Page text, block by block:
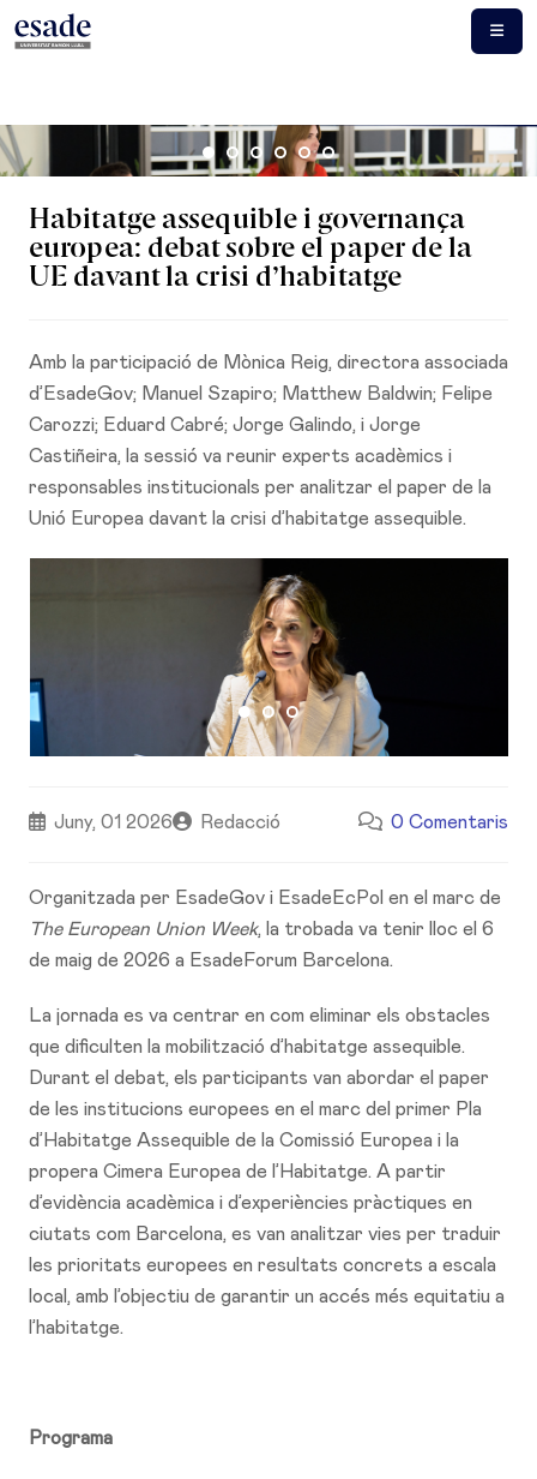
Habitatge assequible i governança
europea: debat sobre el paper de la
UE davant la crisi d’habitatge
Amb la participació de Mònica Reig, directora associada
d’EsadeGov; Manuel Szapiro; Matthew Baldwin; Felipe
Carozzi; Eduard Cabré; Jorge Galindo, i Jorge
Castiñeira, la sessió va reunir experts acadèmics i
responsables institucionals per analitzar el paper de la
Unió Europea davant la crisi d’habitatge assequible.
Juny, 01 2026 Redacció 0 Comentaris
Organitzada per EsadeGov i EsadeEcPol en el marc de
The European Union Week, la trobada va tenir lloc el 6
de maig de 2026 a EsadeForum Barcelona.
La jornada es va centrar en com eliminar els obstacles
que dificulten la mobilització d’habitatge assequible.
Durant el debat, els participants van abordar el paper
de les institucions europees en el marc del primer Pla
d’Habitatge Assequible de la Comissió Europea i la
propera Cimera Europea de l’Habitatge. A partir
d’evidència acadèmica i d’experiències pràctiques en
ciutats com Barcelona, es van analitzar vies per traduir
les prioritats europees en resultats concrets a escala
local, amb l’objectiu de garantir un accés més equitatiu a
l’habitatge.
Programa